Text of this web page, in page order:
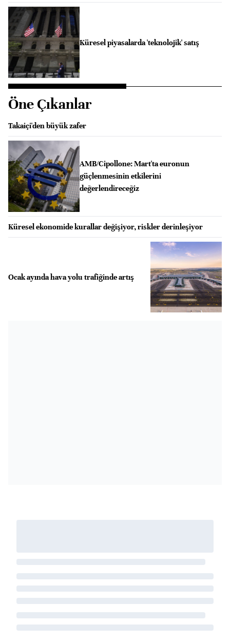
Küresel piyasalarda 'teknolojik' satış
Öne Çıkanlar
Takaiçi'den büyük zafer
AMB/Cipollone: Mart'ta euronun
güçlenmesinin etkilerini
değerlendireceğiz
Küresel ekonomide kurallar değişiyor, riskler derinleşiyor
Ocak ayında hava yolu trafiğinde artış